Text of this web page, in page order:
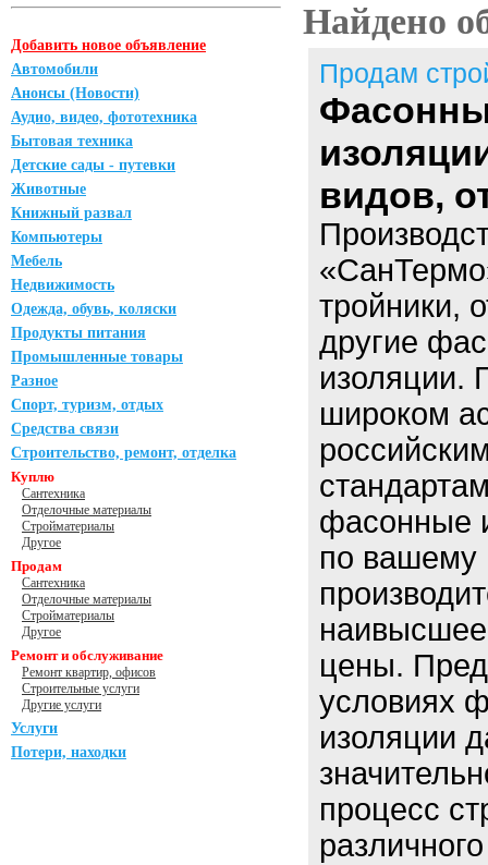
Добавить новое объявление
Автомобили
Анонсы (Новости)
Аудио, видео, фототехника
Бытовая техника
Детские сады - путевки
Животные
Книжный развал
Компьютеры
Мебель
Недвижимость
Одежда, обувь, коляски
Продукты питания
Промышленные товары
Разное
Спорт, туризм, отдых
Средства связи
Строительство, ремонт, отделка
Куплю
Сантехника
Отделочные материалы
Стройматериалы
Другое
Продам
Сантехника
Отделочные материалы
Стройматериалы
Другое
Ремонт и обслуживание
Ремонт квартир, офисов
Строительные услуги
Другие услуги
Услуги
Потери, находки
Найдено
Продам
видов,
тройники,
другие
изоляции.
широком
фасонные
по вашему
цены.
условиях
изоляции
процесс